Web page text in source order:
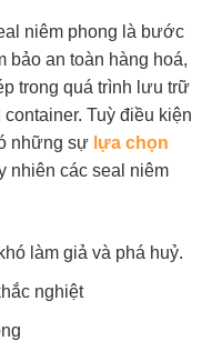
niêm phong là bước
bảo an toàn hàng hoá,
trong quá trình lưu trữ
Tuỳ điều kiện
những sự lựa chọn
nhiên các seal niêm
làm giả và phá huỷ.
nghiệt